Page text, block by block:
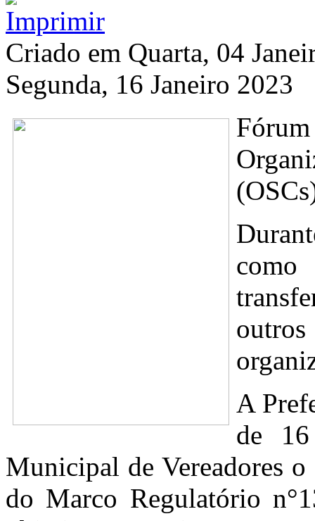
Criado em Quarta, 04
Segunda, 16 Janeiro 2023
como
A
de
Municipal de Vereadores
do Marco Regulatório